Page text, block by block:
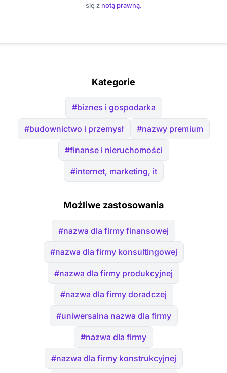
się z notą prawną.
Kategorie
#biznes i gospodarka
#budownictwo i przemysł #nazwy premium
#finanse i nieruchomości
#internet, marketing, it
Możliwe zastosowania
#nazwa dla firmy finansowej
#nazwa dla firmy konsultingowej
#nazwa dla firmy produkcyjnej
#nazwa dla firmy doradczej
#uniwersalna nazwa dla firmy
#nazwa dla firmy
#nazwa dla firmy konstrukcyjnej